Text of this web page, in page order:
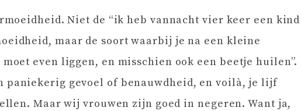
Niet de “ik heb vannacht vier keer een kind
maar de soort waarbij je na een kleine
even liggen, en misschien ook een beetje huilen”.
paniekerig gevoel of benauwdheid, en voilà, je lijf
Maar wij vrouwen zijn goed in negeren. Want ja,